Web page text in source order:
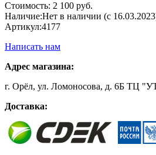
Стоимость: 2 100 руб.
Наличие:Нет в наличии (с
Артикул:4177
Написать нам
Адрес магазина:
г. Орёл, ул. Ломоносова, д. 6Б ТЦ
Доставка: